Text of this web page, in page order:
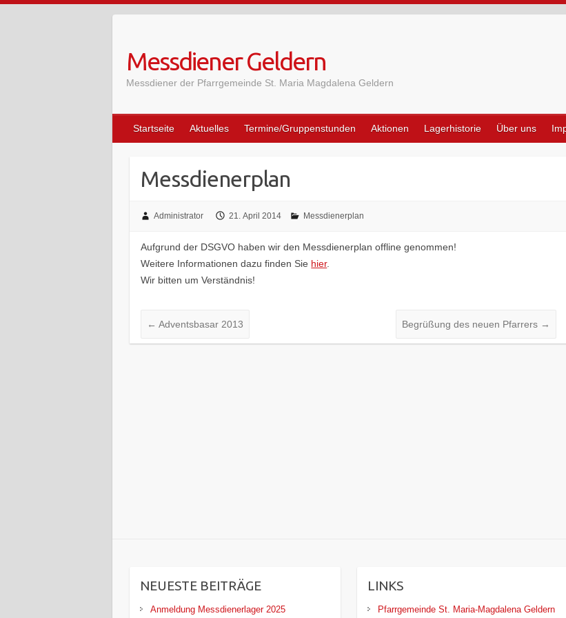
Messdiener Geldern
Messdiener der Pfarrgemeinde St. Maria Magdalena Geldern
Startseite Aktuelles Termine/Gruppenstunden Aktionen Lagerhistorie Über uns
Messdienerplan
Administrator 21. April 2014 Messdienerplan
Aufgrund der DSGVO haben wir den Messdienerplan offline genommen!
Weitere Informationen dazu finden Sie hier.
Wir bitten um Verständnis!
← Adventsbasar 2013 Begrüßung des neuen Pfarrers →
NEUESTE BEITRÄGE
Anmeldung Messdienerlager 2025
LINKS
Pfarrgemeinde St. Maria-Magdalena Geldern